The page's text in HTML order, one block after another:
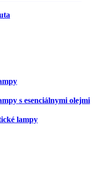
s esenciálnymi olejmi
lampy